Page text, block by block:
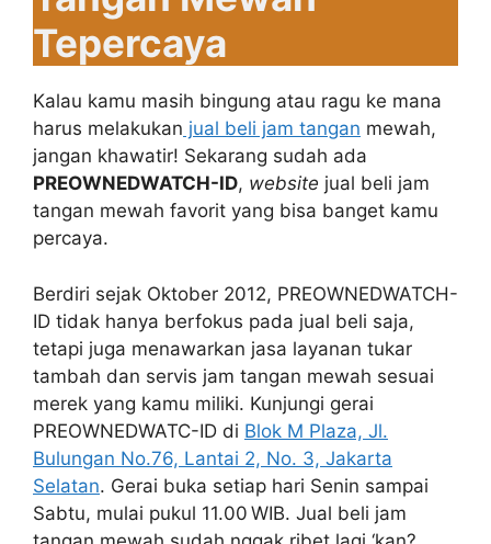
Tepercaya
Kalau kamu masih bingung atau ragu ke mana
harus melakukan jual beli jam tangan mewah,
jangan khawatir! Sekarang sudah ada
PREOWNEDWATCH-ID, website jual beli jam
tangan mewah favorit yang bisa banget kamu
percaya.
Berdiri sejak Oktober 2012, PREOWNEDWATCH-
ID tidak hanya berfokus pada jual beli saja,
tetapi juga menawarkan jasa layanan tukar
tambah dan servis jam tangan mewah sesuai
merek yang kamu miliki. Kunjungi gerai
PREOWNEDWATC-ID di Blok M Plaza, Jl.
Bulungan No.76, Lantai 2, No. 3, Jakarta
Selatan. Gerai buka setiap hari Senin sampai
Sabtu, mulai pukul 11.00 WIB. Jual beli jam